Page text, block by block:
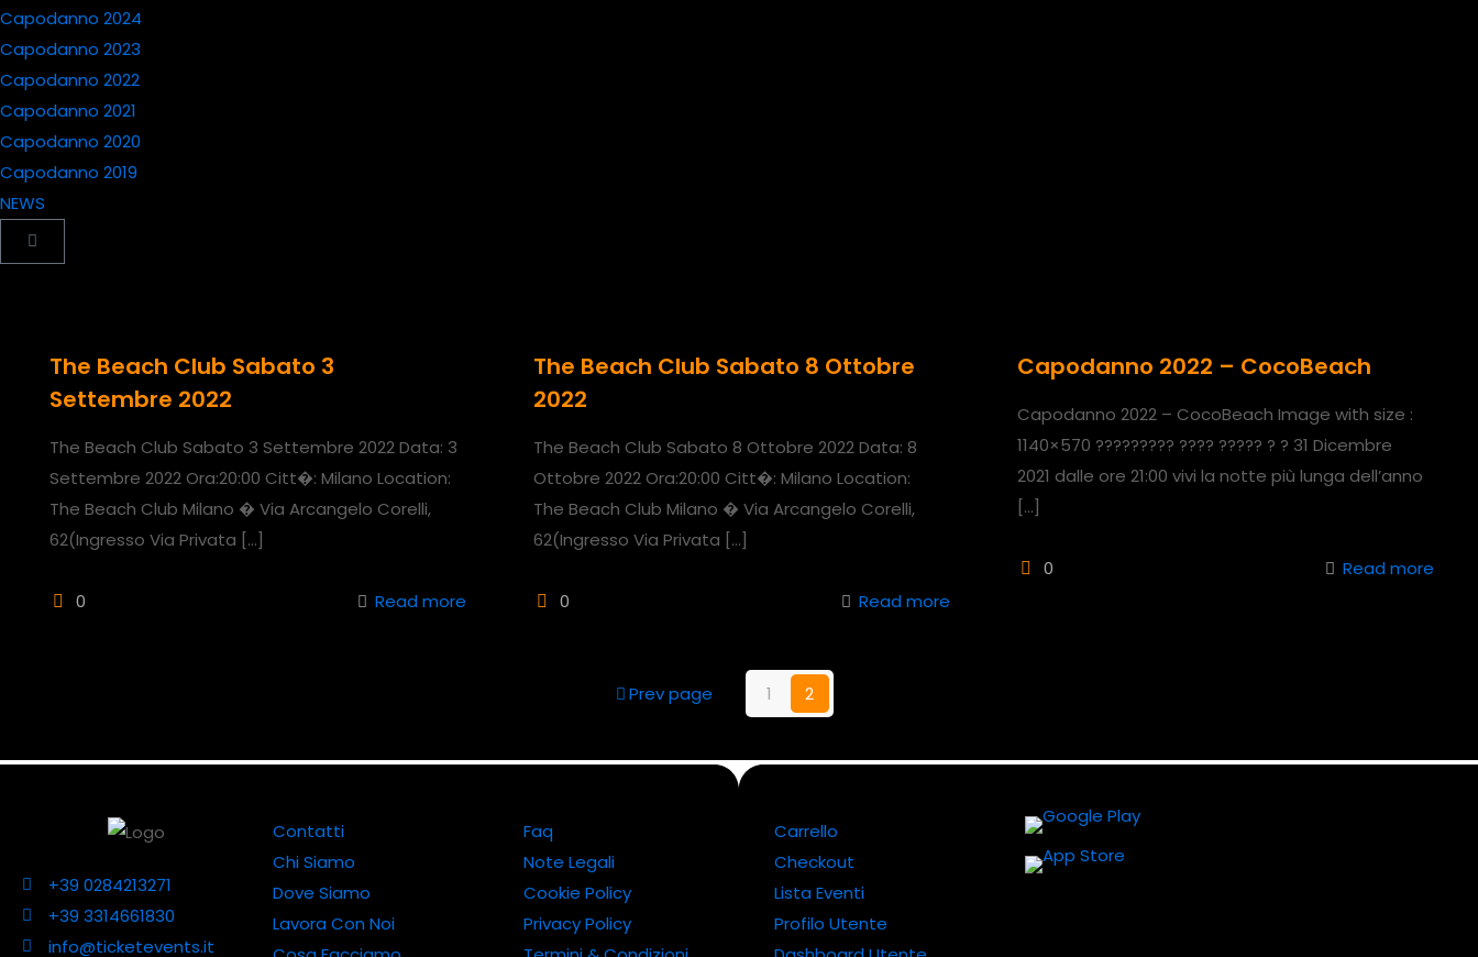
Capodanno 2024
Capodanno 2023
Capodanno 2022
Capodanno 2021
Capodanno 2020
Capodanno 2019
NEWS
The Beach Club Sabato 3
Settembre 2022
The Beach Club Sabato 3 Settembre 2022 Data: 3
Settembre 2022 Ora:20:00 Citt�: Milano Location:
The Beach Club Milano � Via Arcangelo Corelli,
62(Ingresso Via Privata […]
0 Read more
The Beach Club Sabato 8 Ottobre
2022
The Beach Club Sabato 8 Ottobre 2022 Data: 8
Ottobre 2022 Ora:20:00 Citt�: Milano Location:
The Beach Club Milano � Via Arcangelo Corelli,
62(Ingresso Via Privata […]
0 Read more
Capodanno 2022 – CocoBeach
Capodanno 2022 – CocoBeach Image with size :
1140×570 ????????? ???? ????? ? ? 31 Dicembre
2021 dalle ore 21:00 vivi la notte più lunga dell’anno
[…]
0 Read more
Prev page 1 2
+39 0284213271
+39 3314661830
info@ticketevents.it
Contatti
Chi Siamo
Dove Siamo
Lavora Con Noi
Faq
Note Legali
Cookie Policy
Privacy Policy
Carrello
Checkout
Lista Eventi
Profilo Utente